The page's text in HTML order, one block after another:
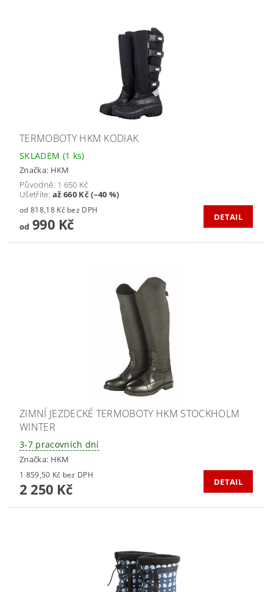
TERMOBOTY HKM KODIAK
SKLADEM (1 ks)
Značka: HKM
Původně: 1 650 Kč
Ušetříte:až 660 Kč (–40 %)
od 818,18 Kč bez DPH
od990 Kč DETAIL
ZIMNÍ JEZDECKÉ TERMOBOTY HKM STOCKHOLM
WINTER
3-7 pracovních dní
Značka: HKM
1 859,50 Kč bez DPH
2 250 Kč DETAIL